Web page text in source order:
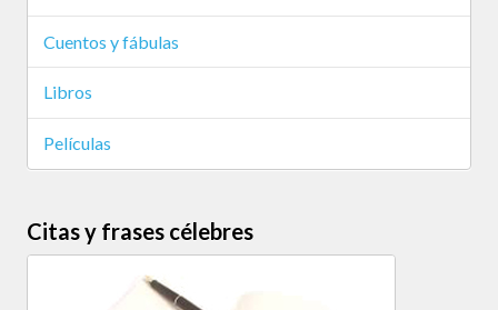
Cuentos y fábulas
Libros
Películas
Citas y frases célebres